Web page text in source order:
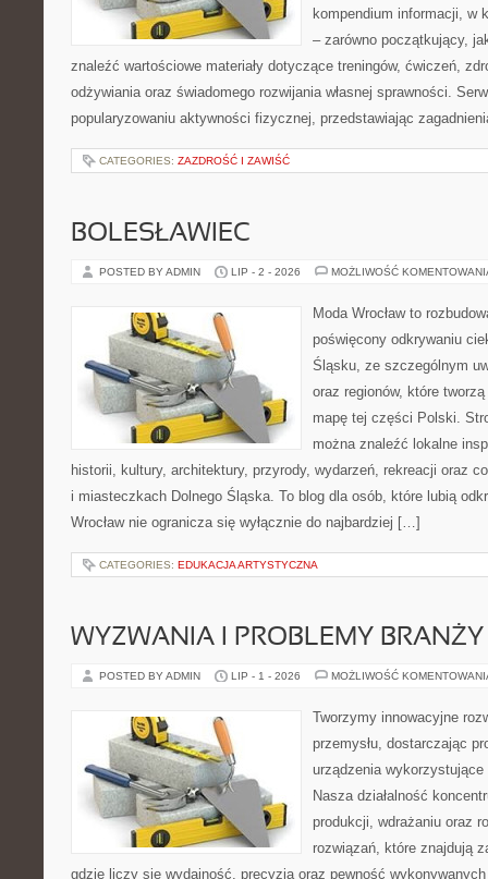
kompendium informacji, w
– zarówno początkujący,
znaleźć wartościowe materiały dotyczące treningów, ćwiczeń,
odżywiania oraz świadomego rozwijania własnej sprawności.
popularyzowaniu aktywności fizycznej, przedstawiając
CATEGORIES: ZAZDROŚĆ I ZAWIŚĆ
BOLESŁAWIEC
POSTED BY ADMIN LIP - 2 - 2026 MOŻLIWOŚĆ
Moda Wrocław to
poświęcony odkrywaniu
Śląsku, ze szczególnym
oraz regionów, które
mapę tej części Polski.
można znaleźć lokalne
historii, kultury, architektury, przyrody, wydarzeń, rekreacji oraz
i miasteczkach Dolnego Śląska. To blog dla osób, które lubią
Wrocław nie ogranicza się wyłącznie do najbardziej […]
CATEGORIES: EDUKACJA ARTYSTYCZNA
WYZWANIA I PROBLEMY BRANŻY
POSTED BY ADMIN LIP - 1 - 2026 MOŻLIWOŚĆ
Tworzymy innowacyjne
przemysłu, dostarczając
urządzenia
Nasza działalność
produkcji, wdrażaniu oraz
rozwiązań, które znajdują
gdzie liczy się wydajność, precyzja oraz pewność